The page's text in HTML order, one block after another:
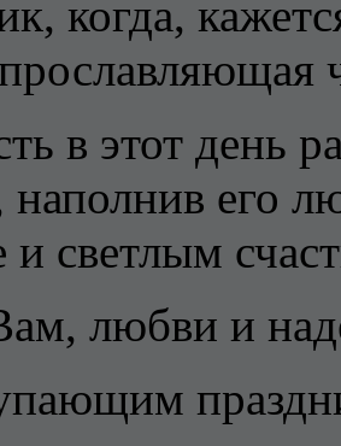
когда,
в этот день
наполнив его
и светлым
любви и